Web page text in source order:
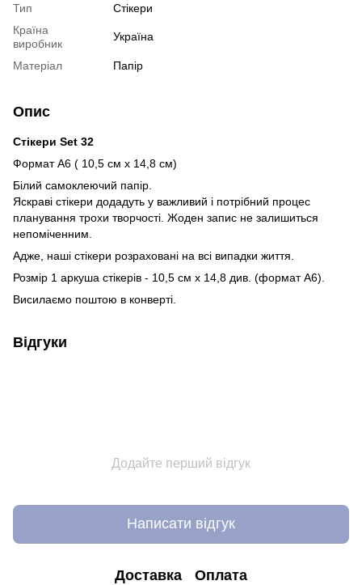
Тип
Стікери
Країна
виробник
Україна
Матеріал Папір
Опис
Стікери Set 32
Формат А6 ( 10,5 см х 14,8 см)
Білий самоклеючий папір.
Яскраві стікери додадуть у важливий і потрібний процес
планування трохи творчості. Жоден запис не залишиться
непоміченним.
Адже, наші стікери розраховані на всі випадки життя.
Розмір 1 аркуша стікерів - 10,5 см х 14,8 див. (формат А6).
Висилаємо поштою в конверті.
Відгуки
Додайте перший відгук
Написати відгук
Доставка Оплата